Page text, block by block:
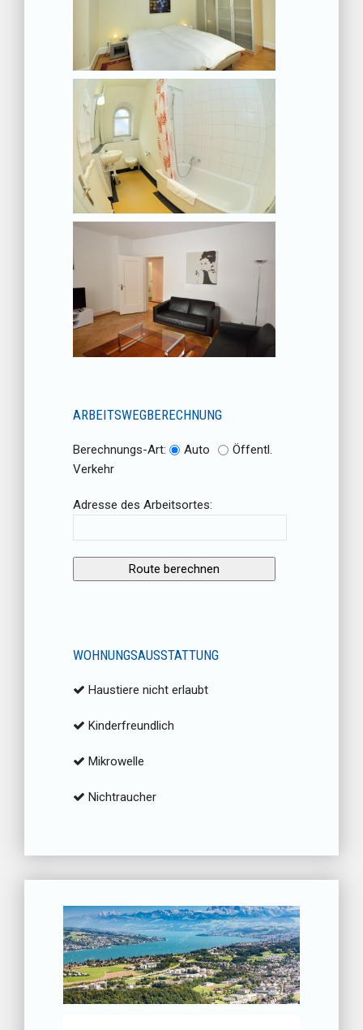
ARBEITSWEGBERECHNUNG
Berechnungs-Art: Auto
Öffentl.
Verkehr
Adresse des Arbeitsortes:
WOHNUNGSAUSSTATTUNG
Haustiere nicht erlaubt
Kinderfreundlich
Mikrowelle
Nichtraucher